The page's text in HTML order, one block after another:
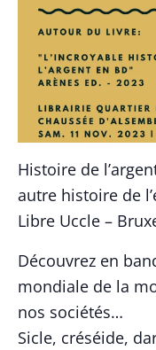
Histoire de
autre histoire de
Libre Uccle –
Découvrez en
mondiale de la
nos sociétés…
Sicle, créséide,